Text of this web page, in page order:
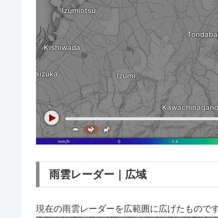
雨雲レーダー｜広域
現在の雨雲レーダーを広範囲に広げたもので